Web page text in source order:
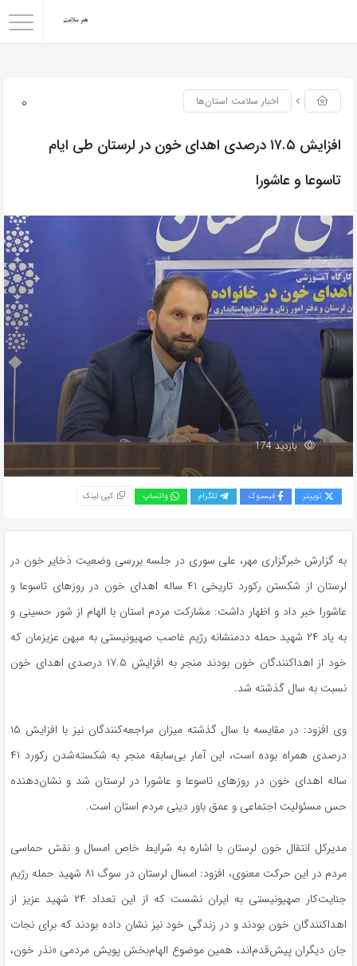
0 اخبار سلامت استان‌ها
افزایش ۱۷.۵ درصدی اهدای خون در لرستان طی ایام
تاسوعا و عاشورا
بازدید 174
توییتر فیسبوک تلگرام واتساپ کپی لینک
به گزارش خبرگزاری مهر، علی سوری در جلسه بررسی وضعیت ذخایر خون در
لرستان از شکستن رکورد تاریخی ۴۱ ساله اهدای خون در روزهای تاسوعا و
عاشورا خبر داد و اظهار داشت: مشارکت مردم استان با الهام از شور حسینی و
به یاد ۲۴ شهید حمله ددمنشانه رژیم غاصب صهیونیستی به میهن عزیزمان که
خود از اهداکنندگان خون بودند منجر به افزایش ۱۷.۵ درصدی اهدای خون
نسبت به سال گذشته شد.
وی افزود: در مقایسه با سال گذشته میزان مراجعه‌کنندگان نیز با افزایش ۱۵
درصدی همراه بوده است، این آمار بی‌سابقه منجر به شکسته‌شدن رکورد ۴۱
ساله اهدای خون در روزهای تاسوعا و عاشورا در لرستان شد و نشان‌دهنده
حس مسئولیت اجتماعی و عمق باور دینی مردم استان است.
مدیرکل انتقال خون لرستان با اشاره به شرایط خاص امسال و نقش حماسی
مردم در این حرکت معنوی، افزود: امسال لرستان در سوگ ۸۱ شهید حمله رژیم
جنایت‌کار صهیونیستی به ایران نشست که از این تعداد ۲۴ شهید عزیز از
اهداکنندگان خون بودند و در زندگی خود نیز نشان داده بودند که برای نجات
جان دیگران پیش‌قدم‌اند، همین موضوع الهام‌بخش پویش مردمی «نذر خون،